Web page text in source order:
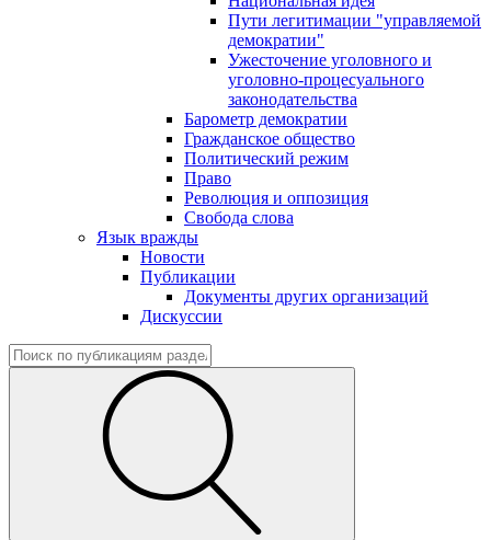
Пути легитимации "управляемой
демократии"
Ужесточение уголовного и
уголовно-процесуального
законодательства
Барометр демократии
Гражданское общество
Политический режим
Право
Революция и оппозиция
Свобода слова
Язык вражды
Новости
Публикации
Документы других организаций
Дискуссии